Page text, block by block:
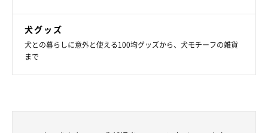
犬グッズ
犬との暮らしに意外と使える100均グッズから、犬モチーフの雑貨
まで